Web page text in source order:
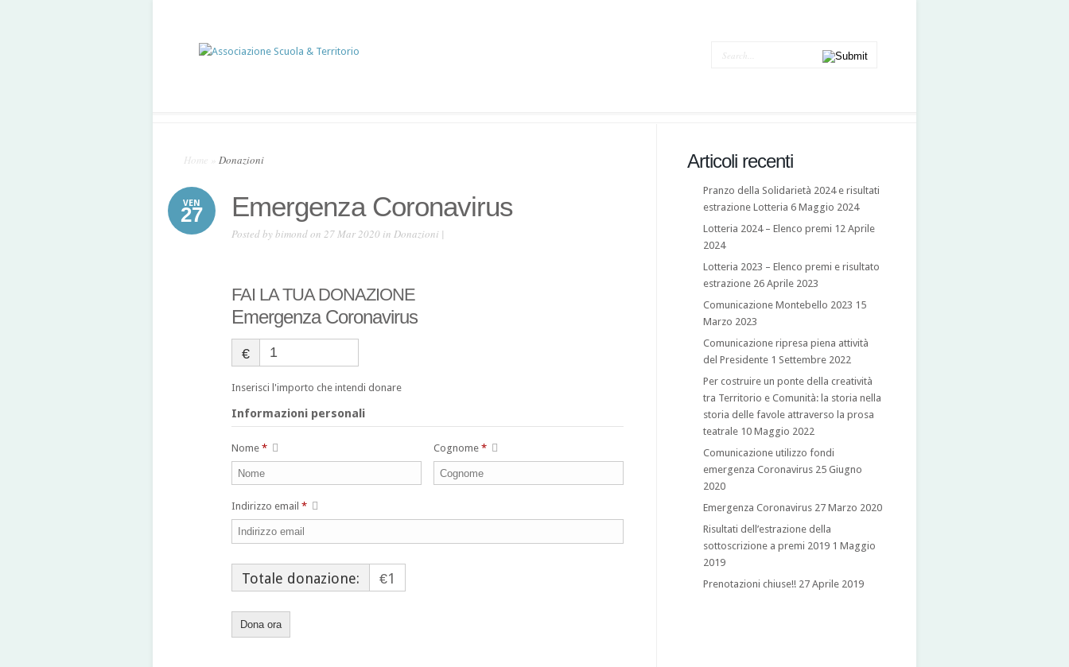
Home Donazioni
VEN
27 Emergenza Coronavirus
Posted bybimondon 27 Mar 2020 in Donazioni |
FAI LA TUA DONAZIONE
Emergenza Coronavirus
€
Inserisci l'importo che intendi donare
Informazioni personali
Nome * Cognome *
Indirizzo email *
Totale donazione: €1
Articoli recenti
Pranzo della Solidarietà 2024 e risultati
estrazione Lotteria 6 Maggio 2024
Lotteria 2024 – Elenco premi 12 Aprile
2024
Lotteria 2023 – Elenco premi e risultato
estrazione 26 Aprile 2023
Comunicazione Montebello 2023 15
Marzo 2023
Comunicazione ripresa piena attività
del Presidente 1 Settembre 2022
Per costruire un ponte della creatività
tra Territorio e Comunità: la storia nella
storia delle favole attraverso la prosa
teatrale 10 Maggio 2022
Comunicazione utilizzo fondi
emergenza Coronavirus 25 Giugno
2020
Emergenza Coronavirus 27 Marzo 2020
Risultati dell’estrazione della
sottoscrizione a premi 2019 1 Maggio
2019
Prenotazioni chiuse!! 27 Aprile 2019